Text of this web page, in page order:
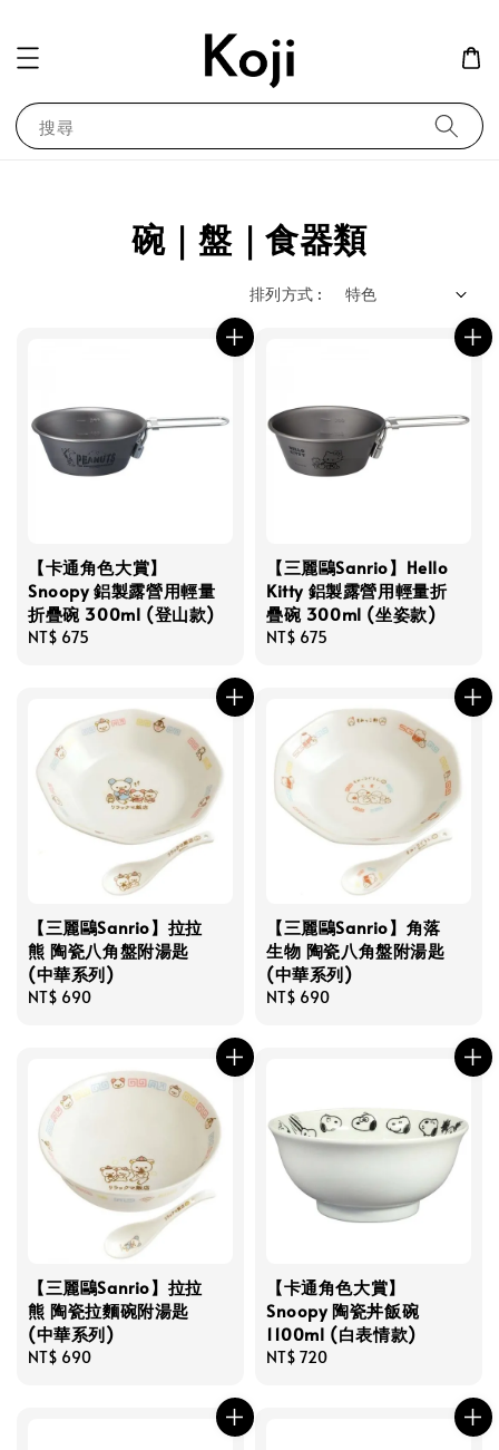
搜尋
碗｜盤｜食器類
排列方式 :
【卡通角色大賞】
Snoopy 鋁製露營用輕量
折疊碗 300ml (登山款)
Regular
NT$ 675
【三麗鷗Sanrio】Hello
Kitty 鋁製露營用輕量折
疊碗 300ml (坐姿款)
Regular
NT$ 675
【三麗鷗Sanrio】拉拉
熊 陶瓷八角盤附湯匙
(中華系列)
Regular
NT$ 690
【三麗鷗Sanrio】角落
生物 陶瓷八角盤附湯匙
(中華系列)
Regular
NT$ 690
【三麗鷗Sanrio】拉拉
熊 陶瓷拉麵碗附湯匙
(中華系列)
Regular
NT$ 690
【卡通角色大賞】
Snoopy 陶瓷丼飯碗
1100ml (白表情款)
Regular
NT$ 720